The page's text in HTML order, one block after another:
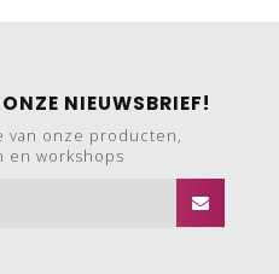
NIEUWSBRIEF!
van onze producten,
en workshops